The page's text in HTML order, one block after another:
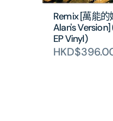
Remix [萬能
Alan's
EP Vinyl)